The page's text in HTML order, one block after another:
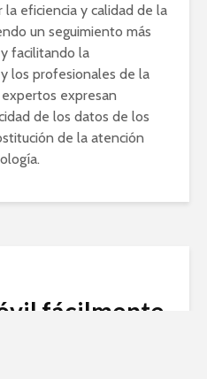
eficiencia y calidad de la
un seguimiento más
facilitando la
los profesionales de la
expresan
de los datos de los
de la atención
fácilmente